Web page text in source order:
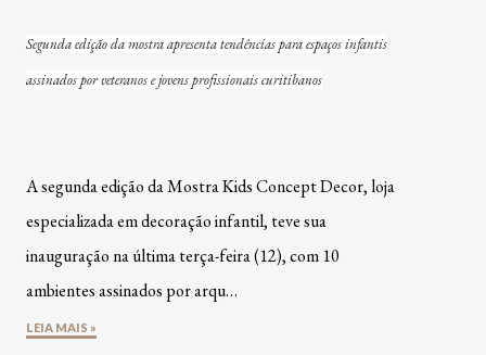
Segunda edição da mostra apresenta tendências para espaços infantis
assinados por veteranos e jovens profissionais curitibanos
A segunda edição da Mostra Kids Concept Decor, loja
especializada em decoração infantil, teve sua
inauguração na última terça-feira (12), com 10
ambientes assinados por arqu…
LEIA MAIS »